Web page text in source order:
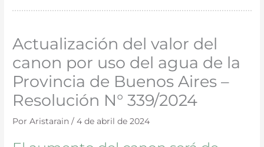
Actualización del valor del
canon por uso del agua de la
Provincia de Buenos Aires –
Resolución N° 339/2024
PorAristarain/4 de abril de 2024